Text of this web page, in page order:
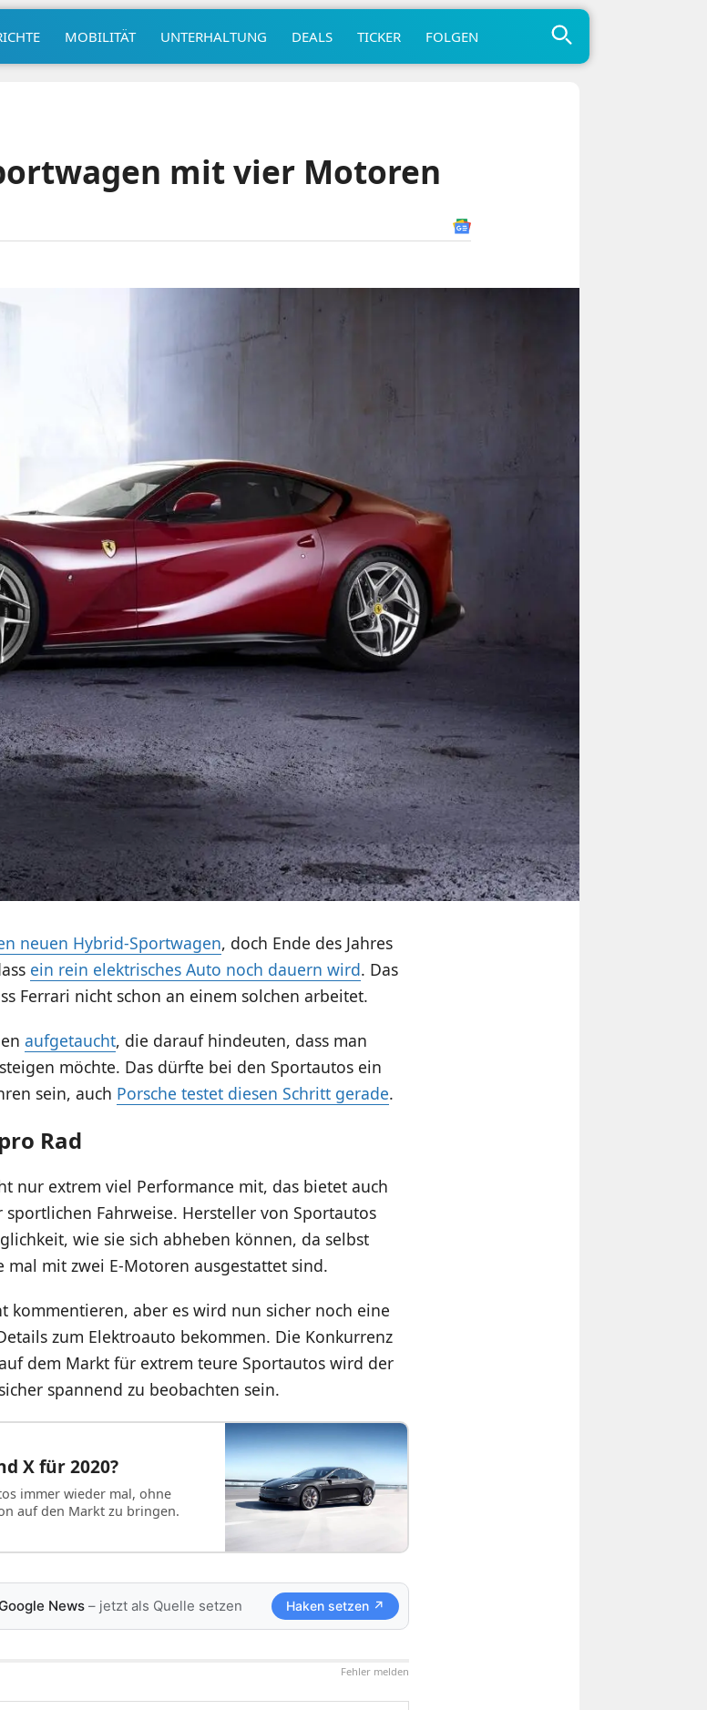
MOBILITÄT UNTERHALTUNG DEALS TICKER FOLGEN
mit vier Motoren
neuen Hybrid-Sportwagen, doch Ende des Jahres
ein rein elektrisches Auto noch dauern wird. Das
Ferrari nicht schon an einem solchen arbeitet.
aufgetaucht, die darauf hindeuten, dass man
möchte. Das dürfte bei den Sportautos ein
sein, auch Porsche testet diesen Schritt gerade.
Rad
nur extrem viel Performance mit, das bietet auch
Fahrweise. Hersteller von Sportautos
wie sie sich abheben können, da selbst
mal mit zwei E-Motoren ausgestattet sind.
kommentieren, aber es wird nun sicher noch eine
zum Elektroauto bekommen. Die Konkurrenz
dem Markt für extrem teure Sportautos wird der
spannend zu beobachten sein.
X für 2020?
immer wieder mal, ohne
auf den Markt zu bringen.
News– jetzt als Quelle setzen Haken setzen ↗
Fehler melden